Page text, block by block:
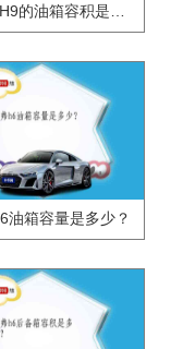
油箱容量是多少？